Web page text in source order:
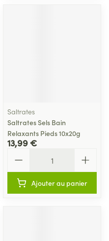
Saltrates
Saltrates Sels Bain
Relaxants Pieds 10x20g
13,99 €
Ajouter au panier